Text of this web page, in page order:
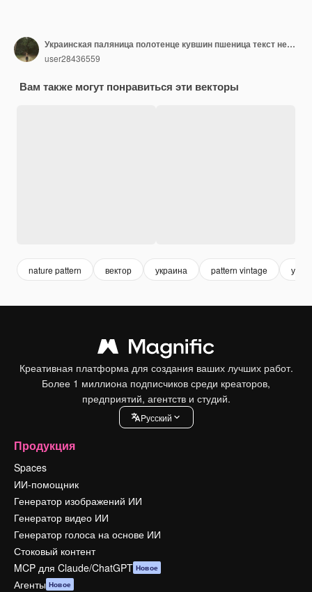
Украинская паляница полотенце кувшин пшеница текст независимая Украина
user28436559
Вам также могут понравиться эти векторы
nature pattern вектор украина pattern vintage
Креативная платформа для создания ваших лучших работ.
Более 1 миллиона подписчиков среди креаторов,
предприятий, агентств и студий.
Pусский
Продукция
Spaces
ИИ-помощник
Генератор изображений ИИ
Генератор видео ИИ
Генератор голоса на основе ИИ
Стоковый контент
MCP для Claude/ChatGPT Новое
Агенты Новое